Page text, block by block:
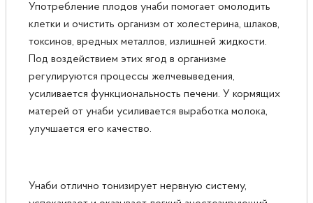
Употребление плодов унаби помогает омолодить
клетки и очистить организм от холестерина, шлаков,
токсинов, вредных металлов, излишней жидкости.
Под воздействием этих ягод в организме
регулируются процессы желчевыведения,
усиливается функциональность печени. У кормящих
матерей от унаби усиливается выработка молока,
улучшается его качество.
​Унаби отлично тонизирует нервную систему,